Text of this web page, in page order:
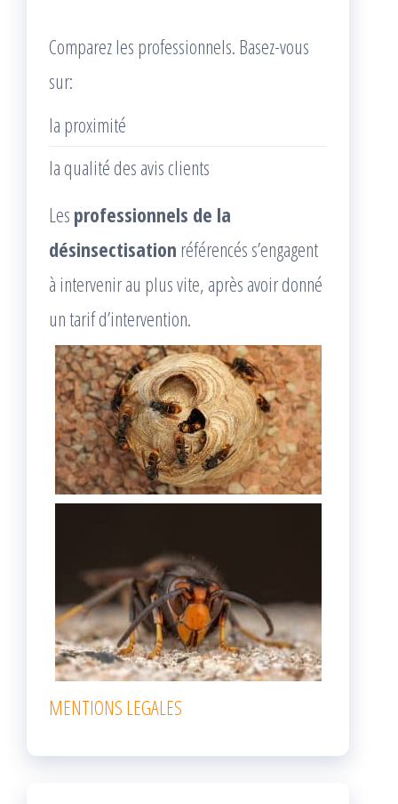
Comparez les professionnels. Basez-vous
sur:
la proximité
la qualité des avis clients
Les professionnels de la
désinsectisation référencés s’engagent
à intervenir au plus vite, après avoir donné
un tarif d’intervention.
MENTIONS LEGALES